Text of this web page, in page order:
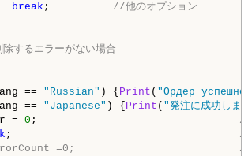
break ; //他のオプション
るエラーがない場合
== "Russian" ) { Print ( "Ордер
== "Japanese" ) { Print ( "発注に成功しま
0 ; //
; //
=0;                          //